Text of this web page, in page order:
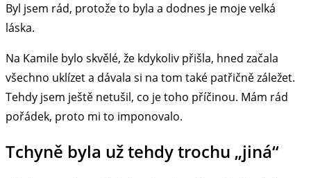
Byl jsem rád, protože to byla a dodnes je moje velká
láska.
Na Kamile bylo skvělé, že kdykoliv přišla, hned začala
všechno uklízet a dávala si na tom také patřičně záležet.
Tehdy jsem ještě netušil, co je toho příčinou. Mám rád
pořádek, proto mi to imponovalo.
Tchyně byla už tehdy trochu „jiná“